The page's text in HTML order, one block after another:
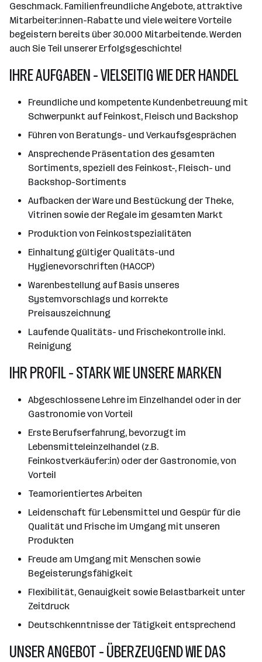
Geschmack. Familienfreundliche Angebote, attraktive
Mitarbeiter:innen-Rabatte und viele weitere Vorteile
begeistern bereits über 30.000 Mitarbeitende. Werden
auch Sie Teil unserer Erfolgsgeschichte!
IHRE AUFGABEN - VIELSEITIG WIE DER HANDEL
Freundliche und kompetente Kundenbetreuung mit
Schwerpunkt auf Feinkost, Fleisch und Backshop
Führen von Beratungs- und Verkaufsgesprächen
Ansprechende Präsentation des gesamten
Sortiments, speziell des Feinkost-, Fleisch- und
Backshop-Sortiments
Aufbacken der Ware und Bestückung der Theke,
Vitrinen sowie der Regale im gesamten Markt
Produktion von Feinkostspezialitäten
Einhaltung gültiger Qualitäts-und
Hygienevorschriften (HACCP)
Warenbestellung auf Basis unseres
Systemvorschlags und korrekte
Preisauszeichnung
Laufende Qualitäts- und Frischekontrolle inkl.
Reinigung
IHR PROFIL - STARK WIE UNSERE MARKEN
Abgeschlossene Lehre im Einzelhandel oder in der
Gastronomie von Vorteil
Erste Berufserfahrung, bevorzugt im
Lebensmitteleinzelhandel (z.B.
Feinkostverkäufer:in) oder der Gastronomie, von
Vorteil
Teamorientiertes Arbeiten
Leidenschaft für Lebensmittel und Gespür für die
Qualität und Frische im Umgang mit unseren
Produkten
Freude am Umgang mit Menschen sowie
Begeisterungsfähigkeit
Flexibilität, Genauigkeit sowie Belastbarkeit unter
Zeitdruck
Deutschkenntnisse der Tätigkeit entsprechend
UNSER ANGEBOT - ÜBERZEUGEND WIE DAS